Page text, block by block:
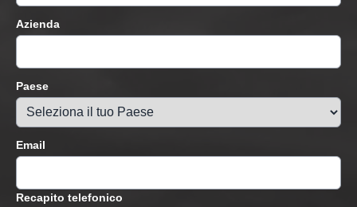
Azienda
Paese
Email
Recapito telefonico